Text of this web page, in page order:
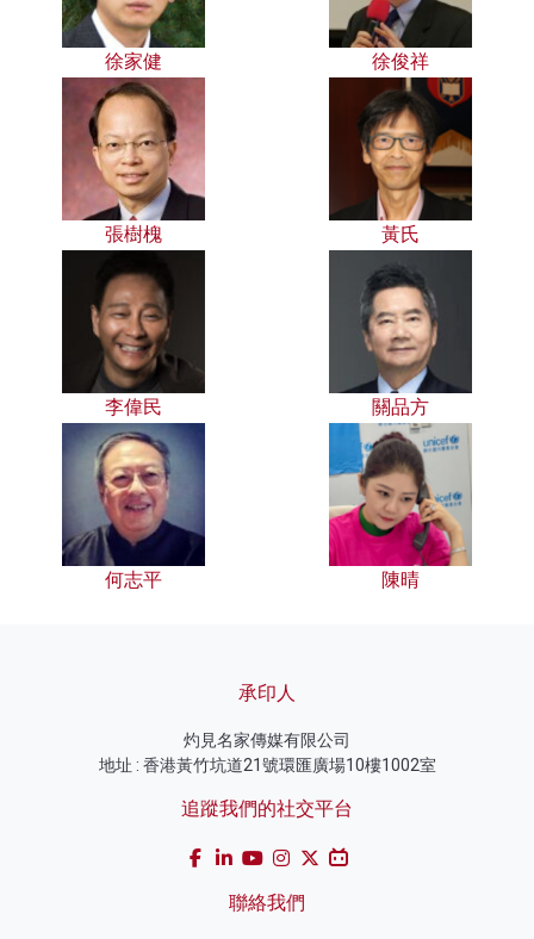
徐家健 徐俊祥
張樹槐 黃氏
李偉民 關品方
何志平 陳晴
承印人
灼見名家傳媒有限公司
地址 : 香港黃竹坑道21號環匯廣場10樓1002室
追蹤我們的社交平台
聯絡我們